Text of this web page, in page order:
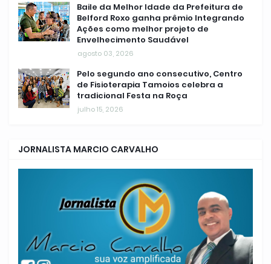
Baile da Melhor Idade da Prefeitura de
Belford Roxo ganha prêmio Integrando
Ações como melhor projeto de
Envelhecimento Saudável
agosto 03, 2026
Pelo segundo ano consecutivo, Centro
de Fisioterapia Tamoios celebra a
tradicional Festa na Roça
julho 15, 2026
JORNALISTA MARCIO CARVALHO